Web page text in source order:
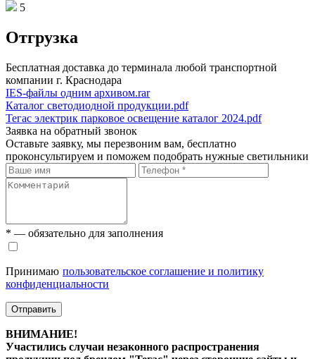
5
Отгрузка
Бесплатная доставка до терминала любой транспортной
компании г. Краснодара
IES-файлы одним архивом.rar
Каталог светодиодной продукции.pdf
Тегас электрик парковое освещение каталог 2024.pdf
Заявка на обратный звонок
Оставьте заявку, мы перезвоним вам, бесплатно
проконсультируем и поможем подобрать нужные светильники
* — обязательно для заполнения
Принимаю пользовательское соглашение и политику
конфиденциальности
Отправить
ВНИМАНИЕ!
Участились случаи незаконного распространения